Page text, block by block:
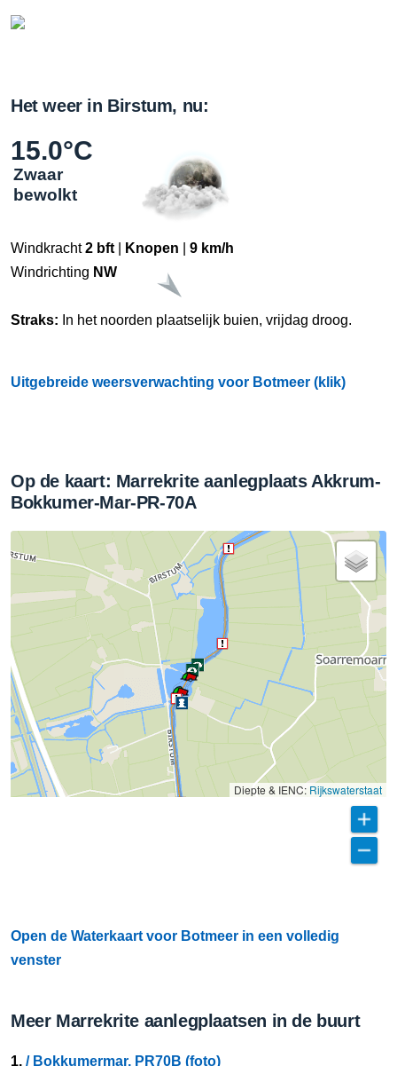
Het weer in Birstum, nu:
15.0°C
Zwaar
bewolkt
Windkracht2 bft Knopen
9 km/h
Windrichting NW
Straks: In het noorden plaatselijk buien, vrijdag droog.
Uitgebreide weersverwachting voor Botmeer (klik)
Op de kaart: Marrekrite aanlegplaats Akkrum-
Bokkumer-Mar-PR-70A
Diepte & IENC: Rijkswaterstaat
Open de Waterkaart voor Botmeer in een volledig
venster
Meer Marrekrite aanlegplaatsen in de buurt
1. / Bokkumermar, PR70B (foto)